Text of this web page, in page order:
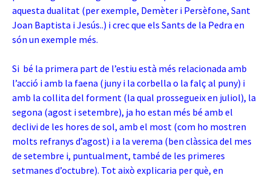
aquesta dualitat (per exemple, Demèter i Persèfone, Sant
Joan Baptista i Jesús..) i crec que els Sants de la Pedra en
són un exemple més.
Si bé la primera part de l’estiu està més relacionada amb
l’acció i amb la faena (juny i la corbella o la falç al puny) i
amb la collita del forment (la qual prossegueix en juliol), la
segona (agost i setembre), ja ho estan més bé amb el
declivi de les hores de sol, amb el most (com ho mostren
molts refranys d’agost) i a la verema (ben clàssica del mes
de setembre i, puntualment, també de les primeres
setmanes d’octubre). Tot això explicaria per què, en